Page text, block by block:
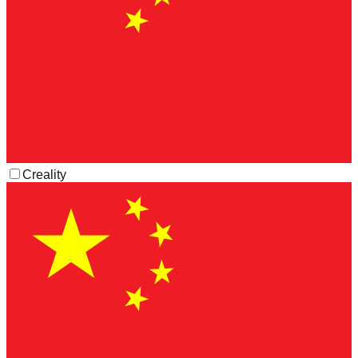
Creality